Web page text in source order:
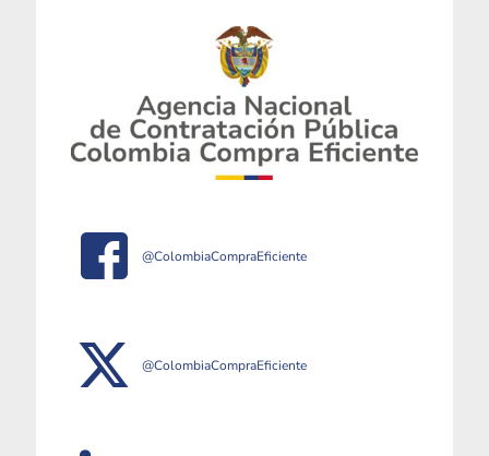
@ColombiaCompraEficiente
@ColombiaCompraEficiente